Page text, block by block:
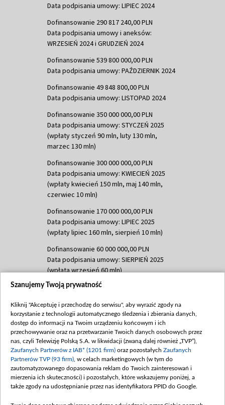
Data podpisania umowy: LIPIEC 2024
Dofinansowanie 290 817 240,00 PLN
Data podpisania umowy i aneksów:
WRZESIEŃ 2024 i GRUDZIEŃ 2024
Dofinansowanie 539 800 000,00 PLN
Data podpisania umowy: PAŹDZIERNIK 2024
Dofinansowanie 49 848 800,00 PLN
Data podpisania umowy: LISTOPAD 2024
Dofinansowanie 350 000 000,00 PLN
Data podpisania umowy: STYCZEŃ 2025
(wpłaty styczeń 90 mln, luty 130 mln,
marzec 130 mln)
Dofinansowanie 300 000 000,00 PLN
Data podpisania umowy: KWIECIEŃ 2025
(wpłaty kwiecień 150 mln, maj 140 mln,
czerwiec 10 mln)
Dofinansowanie 170 000 000,00 PLN
Data podpisania umowy: LIPIEC 2025
(wpłaty lipiec 160 mln, sierpień 10 mln)
Dofinansowanie 60 000 000,00 PLN
Data podpisania umowy: SIERPIEŃ 2025
(wpłata wrzesień 60 mln)
Dofinansowanie 635 783 051,21 PLN
(wpłata wrzesień 100 mln, październik 350
mln, listopad 265 mln)
Dofinansowanie 48 862 000,00 PLN
Data podpisania umowy: GRUDZIEŃ 2025
(wpłata grudzień 60,548 mln)
Dofinansowanie 900 000 000,00 PLN
Data podpisania umowy: LUTY 2026 (wpłata
Szanujemy Twoją prywatność
Kliknij "Akceptuję i przechodzę do serwisu", aby wyrazić zgody na
korzystanie z technologii automatycznego śledzenia i zbierania danych,
dostęp do informacji na Twoim urządzeniu końcowym i ich
przechowywanie oraz na przetwarzanie Twoich danych osobowych przez
nas, czyli Telewizję Polską S.A. w likwidacji (zwaną dalej również „TVP”),
Zaufanych Partnerów z IAB* (1201 firm) oraz pozostałych Zaufanych
Partnerów TVP (93 firm) , w celach marketingowych (w tym do
zautomatyzowanego dopasowania reklam do Twoich zainteresowań i
mierzenia ich skuteczności) i pozostałych, które wskazujemy poniżej, a
także zgody na udostępnianie przez nas identyfikatora PPID do Google.